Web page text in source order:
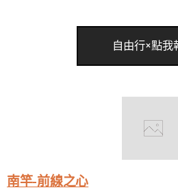
自由行×點我
南竿-前線之心